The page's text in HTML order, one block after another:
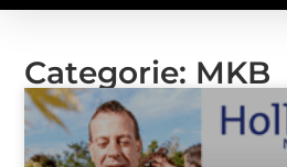
Categorie: MKB